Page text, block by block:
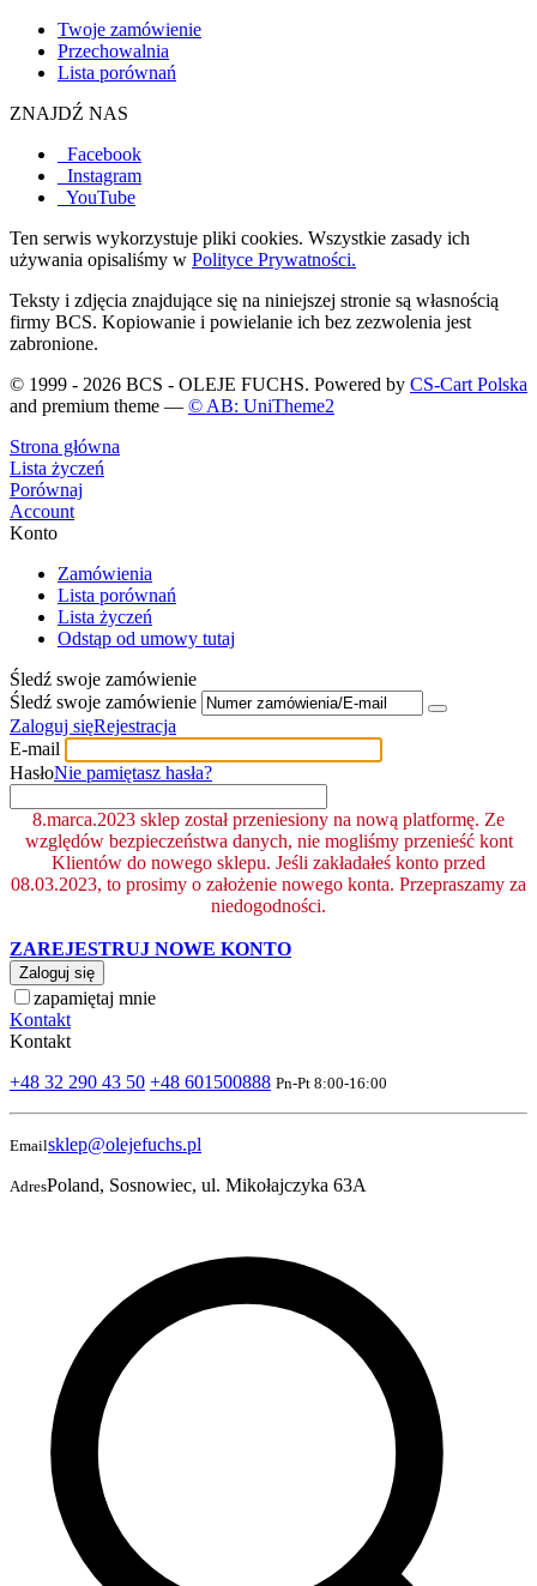
Twoje zamówienie
Przechowalnia
Lista porównań
ZNAJDŹ NAS
Facebook
Instagram
YouTube
Ten serwis wykorzystuje pliki cookies. Wszystkie zasady ich
używania opisaliśmy w Polityce Prywatności.
Teksty i zdjęcia znajdujące się na niniejszej stronie są własnością
firmy BCS. Kopiowanie i powielanie ich bez zezwolenia jest
zabronione.
© 1999 - 2026 BCS - OLEJE FUCHS. Powered by CS-Cart Polska
and premium theme — © AB: UniTheme2
Strona główna
Lista życzeń
Porównaj
Account
Konto
Zamówienia
Lista porównań
Lista życzeń
Odstąp od umowy tutaj
Śledź swoje zamówienie
Śledź swoje zamówienie
Zaloguj sięRejestracja
E-mail
HasłoNie pamiętasz hasła?
8.marca.2023 sklep został przeniesiony na nową platformę. Ze
względów bezpieczeństwa danych, nie mogliśmy przenieść kont
Klientów do nowego sklepu. Jeśli zakładałeś konto przed
08.03.2023, to prosimy o założenie nowego konta. Przepraszamy za
niedogodności.
ZAREJESTRUJ NOWE KONTO
Zaloguj się
zapamiętaj mnie
Kontakt
Kontakt
+48 32 290 43 50 +48 601500888 Pn-Pt 8:00-16:00
Emailsklep@olejefuchs.pl
AdresPoland, Sosnowiec, ul. Mikołajczyka 63A